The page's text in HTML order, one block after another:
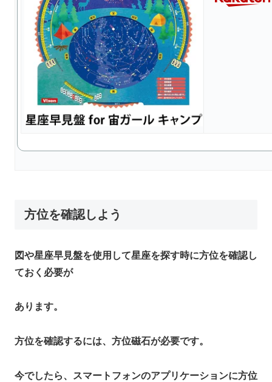
方位を確認しよう
図や星座早見盤を使用して星座を探す時に方位を確認し
ておく必要が
あります。
方位を確認するには、方位磁石が必要です。
今でしたら、スマートフォンのアプリケーションに方位